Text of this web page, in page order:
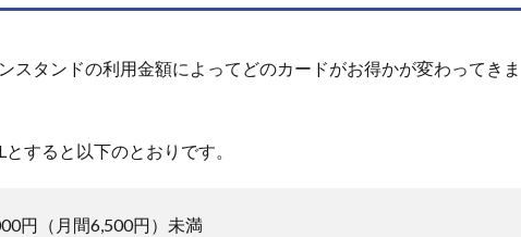
スタンドの利用金額によってどのカードがお得かが変わってきま
すると以下のとおりです。
円（月間6,500円）未満